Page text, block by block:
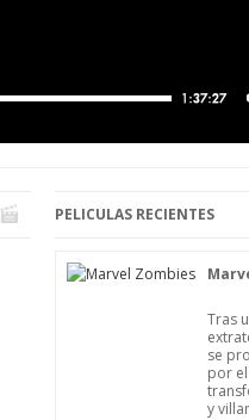
PELICULAS RECIENTES
Tras
se
por
y